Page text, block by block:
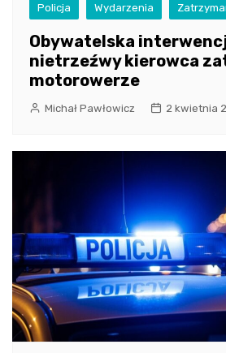
Policja Wydarzenia
Obywatelska
nietrzeźwy kierowca
motorowerze
Michał Pawłowicz 2 kwietnia